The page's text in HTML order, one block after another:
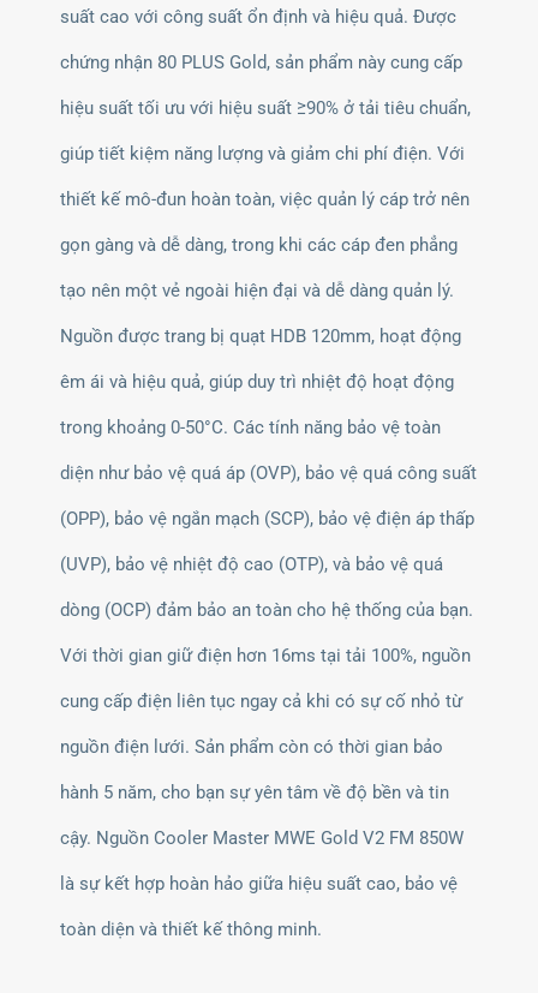
suất cao với công suất ổn định và hiệu quả. Được
chứng nhận 80 PLUS Gold, sản phẩm này cung cấp
hiệu suất tối ưu với hiệu suất ≥90% ở tải tiêu chuẩn,
giúp tiết kiệm năng lượng và giảm chi phí điện. Với
thiết kế mô-đun hoàn toàn, việc quản lý cáp trở nên
gọn gàng và dễ dàng, trong khi các cáp đen phẳng
tạo nên một vẻ ngoài hiện đại và dễ dàng quản lý.
Nguồn được trang bị quạt HDB 120mm, hoạt động
êm ái và hiệu quả, giúp duy trì nhiệt độ hoạt động
trong khoảng 0-50°C. Các tính năng bảo vệ toàn
diện như bảo vệ quá áp (OVP), bảo vệ quá công suất
(OPP), bảo vệ ngắn mạch (SCP), bảo vệ điện áp thấp
(UVP), bảo vệ nhiệt độ cao (OTP), và bảo vệ quá
dòng (OCP) đảm bảo an toàn cho hệ thống của bạn.
Với thời gian giữ điện hơn 16ms tại tải 100%, nguồn
cung cấp điện liên tục ngay cả khi có sự cố nhỏ từ
nguồn điện lưới. Sản phẩm còn có thời gian bảo
hành 5 năm, cho bạn sự yên tâm về độ bền và tin
cậy. Nguồn Cooler Master MWE Gold V2 FM 850W
là sự kết hợp hoàn hảo giữa hiệu suất cao, bảo vệ
toàn diện và thiết kế thông minh.